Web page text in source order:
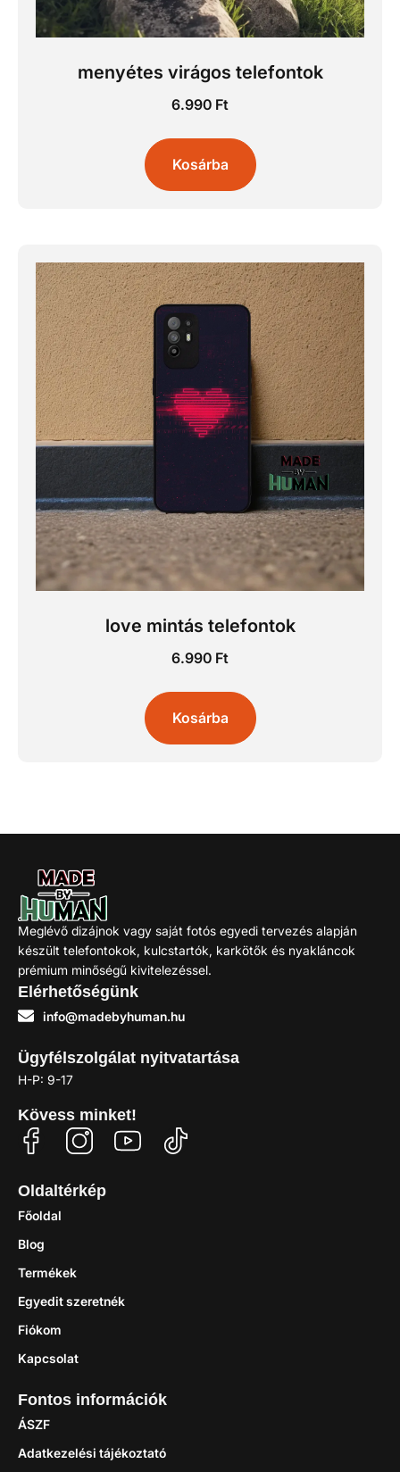
menyétes virágos telefontok
6.990 Ft
Kosárba
love mintás telefontok
6.990 Ft
Kosárba
Meglévő dizájnok vagy saját fotós egyedi tervezés alapján
készült telefontokok, kulcstartók, karkötők és nyakláncok
prémium minőségű kivitelezéssel.
Elérhetőségünk
info@madebyhuman.hu
Ügyfélszolgálat nyitvatartása
H-P: 9-17
Kövess minket!
Oldaltérkép
Főoldal
Blog
Termékek
Egyedit szeretnék
Fiókom
Kapcsolat
Fontos információk
ÁSZF
Adatkezelési tájékoztató